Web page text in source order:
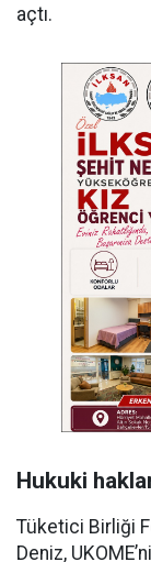
açtı.
Hukuki
Tüketici Birliği
Deniz,